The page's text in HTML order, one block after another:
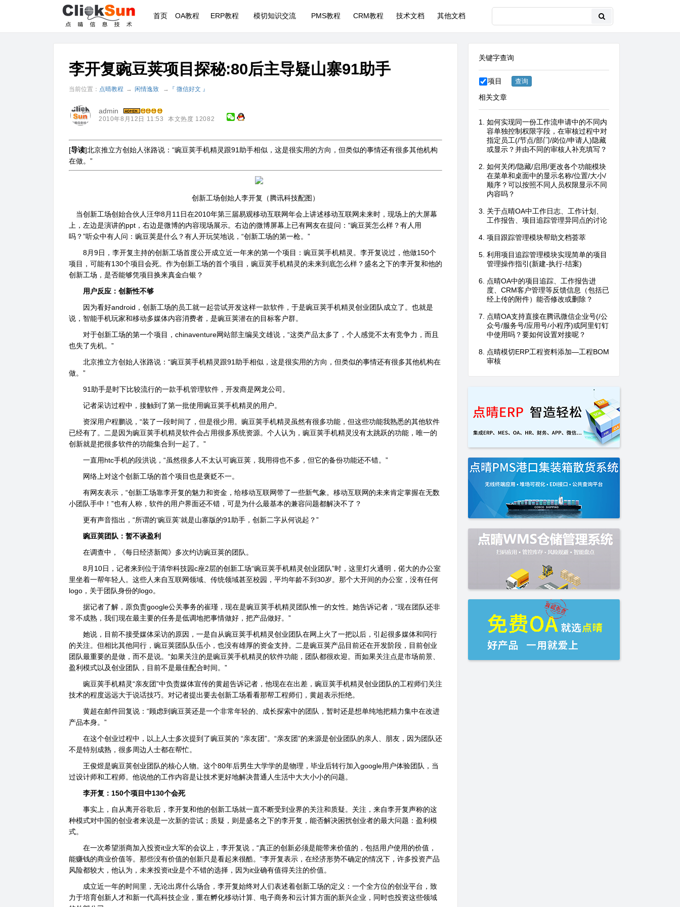
首页 OA教程 ERP教程 模切知识交流 PMS教程 CRM教程 技术文档 其他文档
李开复豌豆荚项目探秘:80后主导疑山寨91助手
当前位置： 点晴教程 → 闲情逸致 → 『 微信好文 』
admin
2010年8月12日 11:53 本文热度 12082
[导读]北京推立方创始人张路说：“豌豆荚手机精灵跟91助手相似，这是很实用的方向，但类似的事情还有很多其他机构
在做。”
创新工场创始人李开复 （腾讯科技配图）
当创新工场创始合伙人汪华8月11日在2010年第三届易观移动互联网年会上讲述移动互联网未来时，现场上的大屏幕
上，左边是演讲的ppt，右边是微博的内容现场展示。右边的微博屏幕上已有网友在提问：“豌豆荚怎么样？有人用
吗？”听众中有人问：豌豆荚是什么？有人开玩笑地说，“创新工场的第一枪。”
8月9日，李开复主持的创新工场首度公开成立近一年来的第一个项目：豌豆荚手机精灵。李开复说过，他做150个
项目，可能有130个项目会死。作为创新工场的首个项目，豌豆荚手机精灵的未来到底怎么样？盛名之下的李开复和他的
创新工场，是否能够凭项目换来真金白银？
用户反应：创新性不够
因为看好android，创新工场的员工就一起尝试开发这样一款软件，于是豌豆荚手机精灵创业团队成立了。也就是
说，智能手机玩家和移动多媒体内容消费者，是豌豆荚潜在的目标客户群。
对于创新工场的第一个项目，chinaventure网站部主编吴文雄说，“这类产品太多了，个人感觉不太有竞争力，而且
也失了先机。”
北京推立方创始人张路说：“豌豆荚手机精灵跟91助手相似，这是很实用的方向，但类似的事情还有很多其他机构在
做。”
91助手是时下比较流行的一款手机管理软件，开发商是网龙公司。
记者采访过程中，接触到了第一批使用豌豆荚手机精灵的用户。
资深用户程鹏说，“装了一段时间了，但是很少用。豌豆荚手机精灵虽然有很多功能，但这些功能我熟悉的其他软件
已经有了。二是因为豌豆荚手机精灵软件会占用很多系统资源。个人认为，豌豆荚手机精灵没有太跳跃的功能，唯一的
创新就是把很多软件的功能集合到一起了。”
一直用htc手机的段洪说，“虽然很多人不太认可豌豆荚，我用得也不多，但它的备份功能还不错。”
网络上对这个创新工场的首个项目也是褒贬不一。
有网友表示，“创新工场靠李开复的魅力和资金，给移动互联网带了一些新气象。移动互联网的未来肯定掌握在无数
小团队手中！”也有人称，软件的用户界面还不错，可是为什么最基本的兼容问题都解决不了？
更有声音指出，“所谓的‘豌豆荚’就是山寨版的91助手，创新二字从何说起？”
豌豆荚团队：暂不谈盈利
在调查中，《每日经济新闻》多次约访豌豆荚的团队。
8月10日，记者来到位于清华科技园c座2层的创新工场“豌豆荚手机精灵创业团队”时，这里灯火通明，偌大的办公室
里坐着一帮年轻人。这些人来自互联网领域、传统领域甚至校园，平均年龄不到30岁。那个大开间的办公室，没有任何
logo，关于团队身份的logo。
据记者了解，原负责google公关事务的崔瑾，现在是豌豆荚手机精灵团队惟一的女性。她告诉记者，“现在团队还非
常不成熟，我们现在最主要的任务是低调地把事情做好，把产品做好。”
她说，目前不接受媒体采访的原因，一是自从豌豆荚手机精灵创业团队在网上火了一把以后，引起很多媒体和同行
的关注。但相比其他同行，豌豆荚团队队伍小，也没有雄厚的资金支持。二是豌豆荚产品目前还在开发阶段，目前创业
团队最重要的是做，而不是说。“如果关注的是豌豆荚手机精灵的软件功能，团队都很欢迎。而如果关注点是市场前景、
盈利模式以及创业团队，目前不是最佳配合时间。”
豌豆荚手机精灵“亲友团”中负责媒体宣传的黄超告诉记者，他现在在出差，豌豆荚手机精灵创业团队的工程师们关注
技术的程度远远大于说话技巧。对记者提出要去创新工场看看那帮工程师们，黄超表示拒绝。
黄超在邮件回复说：“顾虑到豌豆荚还是一个非常年轻的、成长探索中的团队，暂时还是想单纯地把精力集中在改进
产品本身。”
在这个创业过程中，以上人士多次提到了豌豆荚的 “亲友团”。“亲友团”的来源是创业团队的亲人、朋友，因为团队还
不是特别成熟，很多周边人士都在帮忙。
王俊煜是豌豆荚创业团队的核心人物。这个80年后男生大学学的是物理，毕业后转行加入google用户体验团队，当
过设计师和工程师。他说他的工作内容是让技术更好地解决普通人生活中大大小小的问题。
李开复：150个项目中130个会死
事实上，自从离开谷歌后，李开复和他的创新工场就一直不断受到业界的关注和质疑。关注，来自李开复声称的这
种模式对中国的创业者来说是一次新的尝试；质疑，则是盛名之下的李开复，能否解决困扰创业者的最大问题：盈利模
式。
在一次希望浙商加入投资it业大军的会议上，李开复说，“真正的创新必须是能带来价值的，包括用户使用的价值，
能赚钱的商业价值等。那些没有价值的创新只是看起来很酷。”李开复表示，在经济形势不确定的情况下，许多投资产品
风险都较大，他认为，未来投资it业是个不错的选择，因为it业确有值得关注的价值。
成立近一年的时间里，无论出席什么场合，李开复始终对人们表述着创新工场的定义：一个全方位的创业平台，致
力于培育创新人才和新一代高科技企业，重在孵化移动计算、电子商务和云计算方面的新兴企业，同时也投资这些领域
关键字查询
项目
相关文章
如何实现同一份工作流申请中的不同内
容单独控制权限字段，在审核过程中对
指定员工(/节点/部门/岗位/申请人)隐藏
或显示？并由不同的审核人补充填写？
如何关闭/隐藏/启用/更改各个功能模块
在菜单和桌面中的显示名称/位置/大小/
顺序？可以按照不同人员权限显示不同
内容吗？
关于点晴OA中工作日志、工作计划、
工作报告、项目追踪管理异同点的讨论
项目跟踪管理模块帮助文档荟萃
利用项目追踪管理模块实现简单的项目
管理操作指引(新建-执行-结案)
点晴OA中的项目追踪、工作报告进
度、CRM客户管理等反馈信息（包括已
经上传的附件）能否修改或删除？
点晴OA支持直接在腾讯微信企业号(/公
众号/服务号/应用号/小程序)或阿里钉钉
中使用吗？要如何设置对接呢？
点晴模切ERP工程资料添加—工程BOM
审核